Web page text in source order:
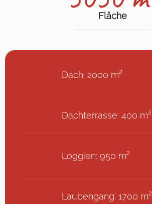
Fläche
Dach: 2000 m²
Dachterrasse: 400 m²
Loggien: 950 m²
Laubengang: 1700 m²